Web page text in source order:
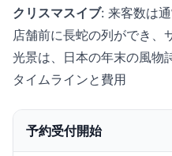
クリスマスイブ: 来客数は
店舗前に長蛇の列ができ、
光景は、日本の年末の風物
タイムラインと費用
予約受付開始